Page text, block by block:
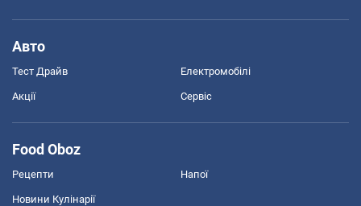
Авто
Тест Драйв Електромобілі
Акції Сервіс
Food Oboz
Рецепти Напої
Новини Кулінарії